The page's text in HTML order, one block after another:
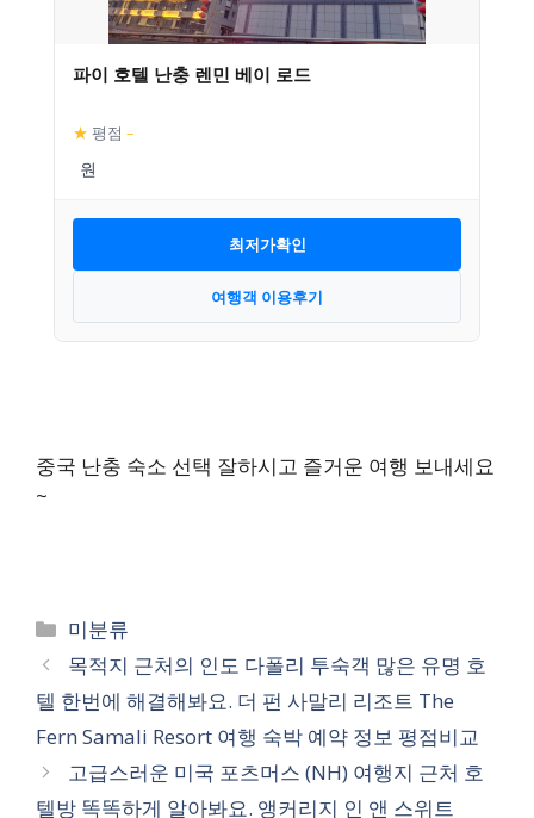
파이 호텔 난충 렌민 베이 로드
★ 평점 –
최저가확인
여행객 이용후기
중국 난충 숙소 선택 잘하시고 즐거운 여행 보내세요
~
카
테
고
리
미분류
목적지 근처의 인도 다폴리 투숙객 많은 유명 호
텔 한번에 해결해봐요. 더 펀 사말리 리조트 The
Fern Samali Resort 여행 숙박 예약 정보 평점비교
고급스러운 미국 포츠머스 (NH) 여행지 근처 호
텔방 똑똑하게 알아봐요. 앵커리지 인 앤 스위트